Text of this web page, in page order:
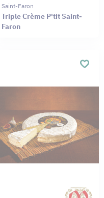
Saint-Faron
Triple Crème P'tit Saint-
Faron